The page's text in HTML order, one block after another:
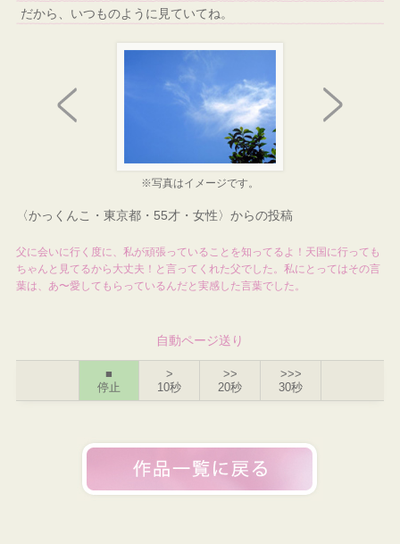
だから、いつものように見ていてね。
※写真はイメージです。
〈かっくんこ・東京都・55才・女性〉からの投稿
父に会いに行く度に、私が頑張っていることを知ってるよ！天国に行っても
ちゃんと見てるから大丈夫！と言ってくれた父でした。私にとってはその言
葉は、あ〜愛してもらっているんだと実感した言葉でした。
自動ページ送り
■
停止
>
10秒
>>
20秒
>>>
30秒